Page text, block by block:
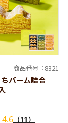
商品番号：8321
バーム詰合
4.6 （11）